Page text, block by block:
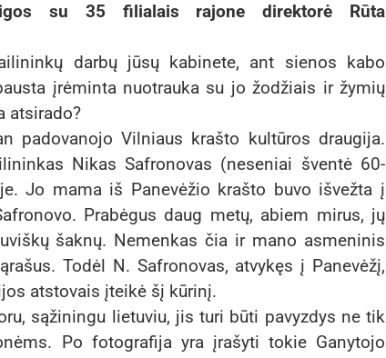
su 35 filialais rajone direktorė Rūta
darbų jūsų kabinete, ant sienos kabo
įrėminta nuotrauka su jo žodžiais ir žymių
atsirado?
padovanojo Vilniaus krašto kultūros draugija.
Nikas Safronovas (neseniai šventė 60-
Jo mama iš Panevėžio krašto buvo išvežta į
Prabėgus daug metų, abiem mirus, jų
šaknų. Nemenkas čia ir mano asmeninis
Todėl N. Safronovas, atvykęs į Panevėžį,
atstovais įteikė šį kūrinį.
sąžiningu lietuviu, jis turi būti pavyzdys ne tik
Po fotografija yra įrašyti tokie Ganytojo